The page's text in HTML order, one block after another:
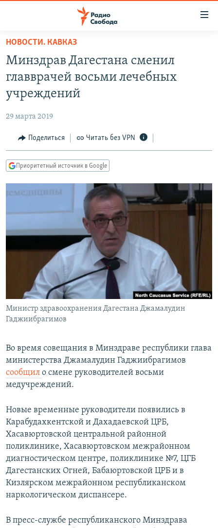
упрощенного
доступа
основному
Вернутся
Вернутся
поиску
ПОДКАСТЫ
АВТОРСКИЕ ПРОЕКТЫ
МНЕНИЯ
КУЛЬТУРА
КАВКАЗ.РЕАЛИИ
СЕВЕР.РЕАЛИИ
СИБИРЬ.РЕАЛИИ
РАСПИСАНИЕ ВЕЩАНИЯ
ПОДПИШИТЕСЬ НА РАССЫЛКУ
СОЦИАЛЬНЫЕ СЕТИ
НОВОСТИ. КАВКАЗ
Минздрав Дагестана сменил
главврачей восьми лечебных
учреждений
29 марта 2019
Поделиться Читать без VPN
Приоритетный источник в Google
Министр здравоохранения Дагестана Джамалудин
Гаджиибрагимов
Во время совещания в Минздраве республики глава
министерства Джамалудин Гаджиибрагимов
сообщил о смене руководителей восьми
медучреждений.
Новые временные руководители появились в
Карабудахкентской и Дахадаевской ЦРБ,
Хасавюртовской центральной районной
поликлинике, Хасавюртовском межрайонном
диагностическом центре, поликлинике №7, ЦГБ
Дагестанских Огней, Бабаюртовской ЦРБ и в
Кизлярском межрайонном республиканском
наркологическом диспансере.
В пресс-службе республиканского Минздрава